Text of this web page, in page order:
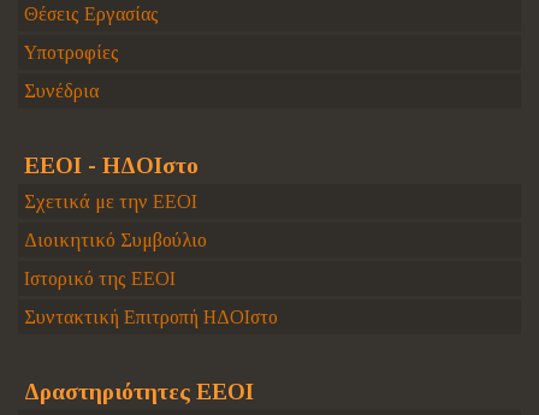
Θέσεις Εργασίας
Υποτροφίες
Συνέδρια
ΕΕΟΙ - ΗΔΟΙστο
Σχετικά με την ΕΕΟΙ
Διοικητικό Συμβούλιο
Ιστορικό της ΕΕΟΙ
Συντακτική Επιτροπή ΗΔΟΙστο
Δραστηριότητες ΕΕΟΙ